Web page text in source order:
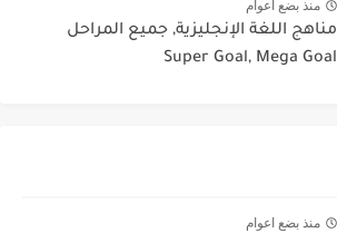
منذ بضع اعوام
مناهج اللغة الإنجليزية, جميع المراحل
Super Goal, Mega Goal
منذ بضع اعوام